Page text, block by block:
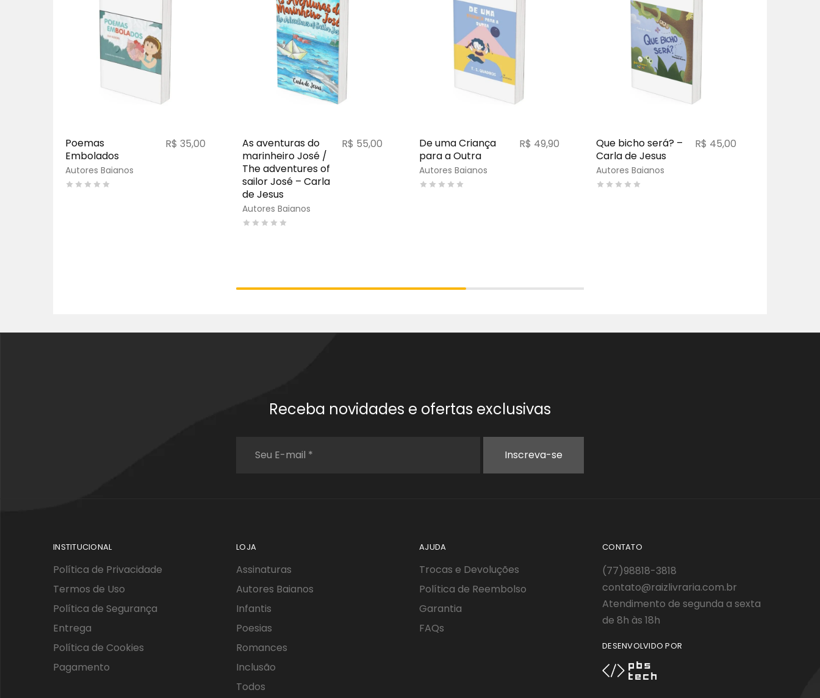
Autores Baianos
Poemas
Embolados
R$ 35,00
Autores Baianos
As aventuras do
marinheiro José /
The adventures of
sailor José – Carla
de Jesus
R$ 55,00
Autores Baianos
De uma Criança
para a Outra
R$ 49,90
Autores Baianos
Que bicho será? –
Carla de Jesus
R$ 45,00
Receba novidades e ofertas exclusivas
INSTITUCIONAL
Política de Privacidade
Termos de Uso
Política de Segurança
Entrega
Política de Cookies
Pagamento
LOJA
Assinaturas
Autores Baianos
Infantis
Poesias
Romances
Inclusão
Todos
AJUDA
Trocas e Devoluções
Política de Reembolso
Garantia
FAQs
CONTATO
(77)98818-3818
contato@raizlivraria.com.br
Atendimento de segunda a sexta
de 8h às 18h
DESENVOLVIDO POR